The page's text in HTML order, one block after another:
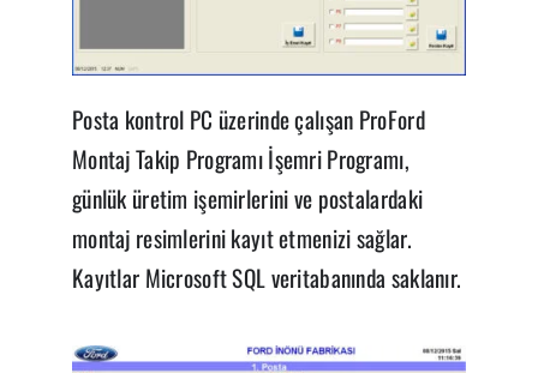
Posta kontrol PC üzerinde çalışan ProFord
Montaj Takip Programı İşemri Programı,
günlük üretim işemirlerini ve postalardaki
montaj resimlerini kayıt etmenizi sağlar.
Kayıtlar Microsoft SQL veritabanında saklanır.